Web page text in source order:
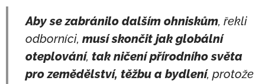
Aby se zabránilo dalším ohniskům, řekli
odborníci, musí skončit jak globální
oteplování, tak ničení přírodního světa
pro zemědělství, těžbu a bydlení, protože